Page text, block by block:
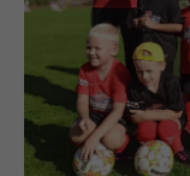
We offer support for
Mon - Fri 8:00am -
Get in